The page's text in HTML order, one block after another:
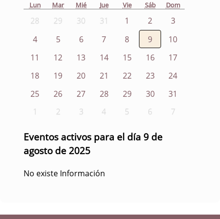
Lun Mar Mié Jue Vie Sáb Dom
28 29 30 31 1 2
3
4
5 6 7 8 9
10
11
12 13 14 15 16
17
18
19 20 21 22 23
24
25
26 27 28 29 30
31
1
2 3 4 5 6 7
Eventos activos para el día 9 de
agosto de 2025
No existe Información